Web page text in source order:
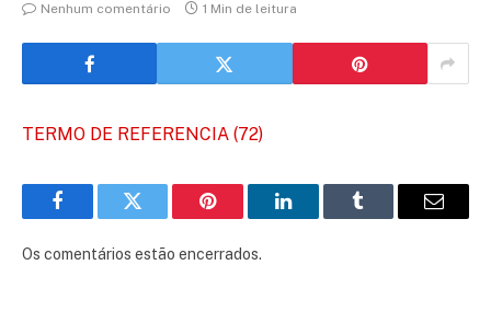
Nenhum comentário
1 Min de leitura
TERMO DE REFERENCIA (72)
FacebookTwitter Pinterest LinkedInTumblr
E-
Os comentários estão encerrados.